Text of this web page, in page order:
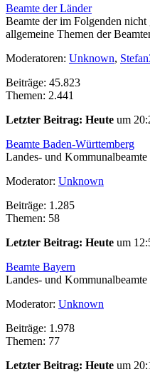
Beamte der Länder
Beamte der im Folgenden nicht
allgemeine Themen der
Moderatoren: Unknown,
Beiträge: 45.823
Themen: 2.441
Letzter Beitrag: Heute um
Beamte Baden-Württemberg
Landes- und
Moderator: Unknown
Beiträge: 1.285
Themen: 58
Letzter Beitrag: Heute um
Beamte Bayern
Landes- und Kommunalbeamte
Moderator: Unknown
Beiträge: 1.978
Themen: 77
Letzter Beitrag: Heute um